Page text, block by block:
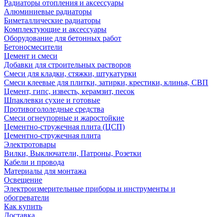
Радиаторы отопления и аксессуары
Алюминиевые радиаторы
Биметаллические радиаторы
Комплектующие и аксессуары
Оборудование для бетонных работ
Бетоносмесители
Цемент и смеси
Добавки для строительных растворов
Смеси для кладки, стяжки, штукатурки
Смеси клеевые для плитки, затирки, крестики, клинья, СВП
Цемент, гипс, известь, керамзит, песок
Шпаклевки сухие и готовые
Противогололедные средства
Смеси огнеупорные и жаростойкие
Цементно-стружечная плита (ЦСП)
Цементно-стружечная плита
Электротовары
Вилки, Выключатели, Патроны, Розетки
Кабели и провода
Материалы для монтажа
Освещение
Электроизмерительные приборы и инструменты и
обогреватели
Как купить
Доставка